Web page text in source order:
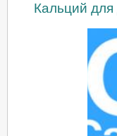
Кальций